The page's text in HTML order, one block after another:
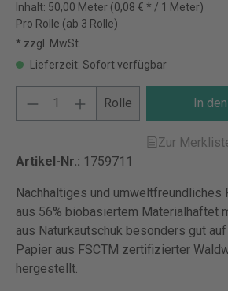
Inhalt: 50,00 Meter (0,08 € * / 1 Meter)
Pro Rolle (ab 3 Rolle)
* zzgl. MwSt.
Lieferzeit: Sofort verfügbar
Rolle In
Zur
Artikel-Nr.: 1759711
Nachhaltiges und umweltfreundliches
aus 56% biobasiertem Materialhaftet
aus Naturkautschuk besonders gut
Papier aus FSCTM zertifizierter
hergestellt.